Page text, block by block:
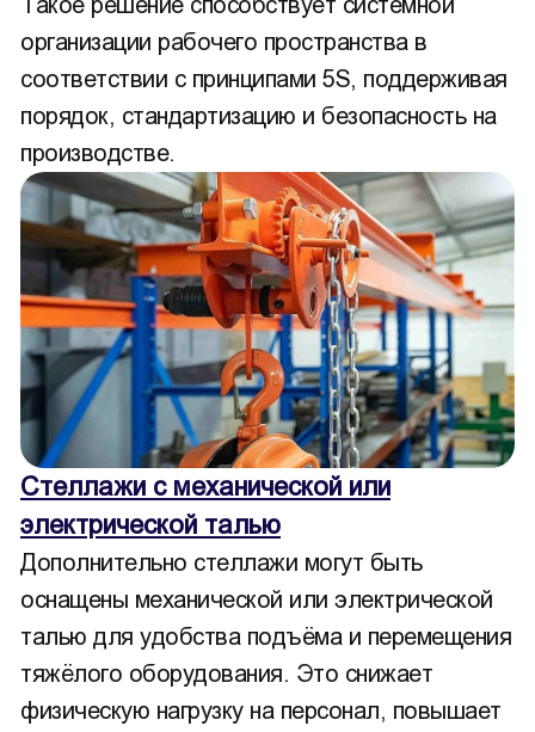
организации рабочего пространства в
соответствии с принципами 5S, поддерживая
порядок, стандартизацию и безопасность на
производстве.
Стеллажи с механической или
электрической талью
Дополнительно стеллажи могут быть
оснащены механической или электрической
талью для удобства подъёма и перемещения
тяжёлого оборудования. Это снижает
физическую нагрузку на персонал, повышает